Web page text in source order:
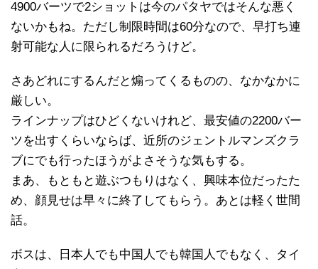
4900バーツで2ショットは今のパタヤではそんな悪く
ないかもね。ただし制限時間は60分なので、早打ち連
射可能な人に限られるだろうけど。
さあどれにするんだと煽ってくるものの、なかなかに
厳しい。
ラインナップはひどくないけれど、最安値の2200バー
ツを出すくらいならば、近所のジェントルマンズクラ
ブにでも行ったほうがよさそうな気もする。
まあ、もともと遊ぶつもりはなく、興味本位だったた
め、顔見せは早々に終了してもらう。あとは軽く世間
話。
ボスは、日本人でも中国人でも韓国人でもなく、タイ